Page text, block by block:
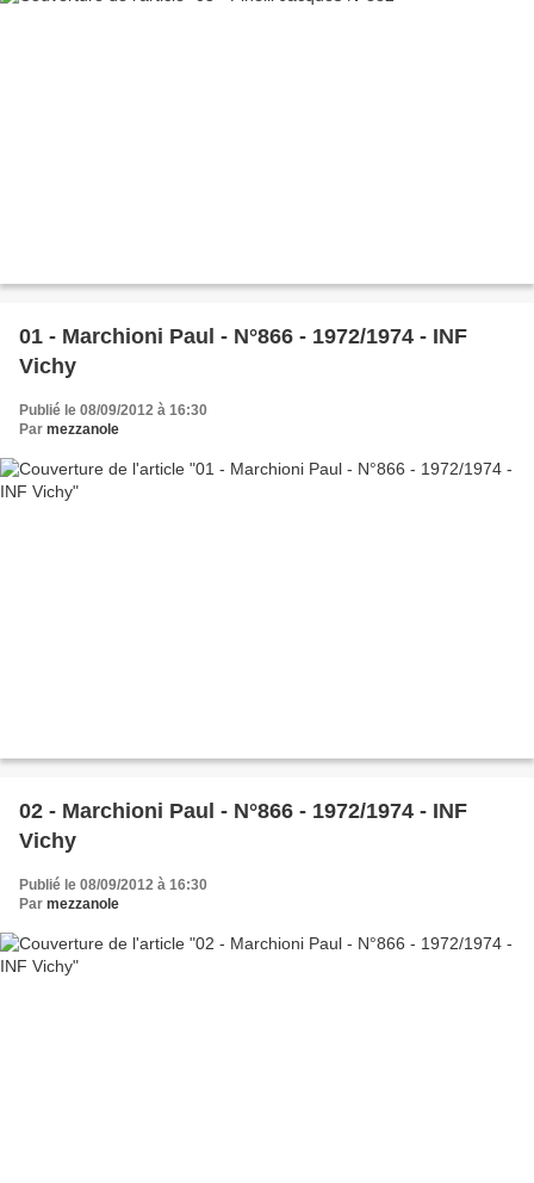
01 - Marchioni Paul - N°866 - 1972/1974 - INF
Vichy
Publié le 08/09/2012 à 16:30
Par mezzanole
02 - Marchioni Paul - N°866 - 1972/1974 - INF
Vichy
Publié le 08/09/2012 à 16:30
Par mezzanole